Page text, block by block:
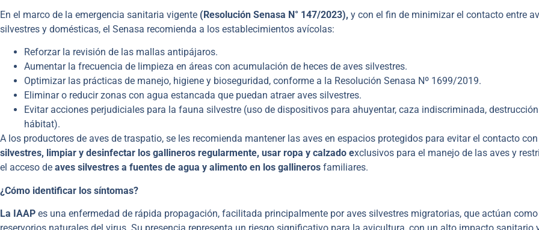
En el marco de la emergencia sanitaria vigente (Resolución Senasa N° 147/2023), y con el fin de minimizar el contacto entre
silvestres y domésticas, el Senasa recomienda a los establecimientos avícolas:
Reforzar la revisión de las mallas antipájaros.
Aumentar la frecuencia de limpieza en áreas con acumulación de heces de aves silvestres.
Optimizar las prácticas de manejo, higiene y bioseguridad, conforme a la Resolución Senasa Nº 1699/2019.
Eliminar o reducir zonas con agua estancada que puedan atraer aves silvestres.
Evitar acciones perjudiciales para la fauna silvestre (uso de dispositivos para ahuyentar, caza indiscriminada,
hábitat).
A los productores de aves de traspatio, se les recomienda mantener las aves en espacios protegidos para evitar el contacto con
silvestres, limpiar y desinfectar los gallineros regularmente, usar ropa y calzado exclusivos para el manejo de las aves y
el acceso de aves silvestres a fuentes de agua y alimento en los gallineros familiares.
¿Cómo identificar los síntomas?
La IAAP es una enfermedad de rápida propagación, facilitada principalmente por aves silvestres migratorias, que actúan como